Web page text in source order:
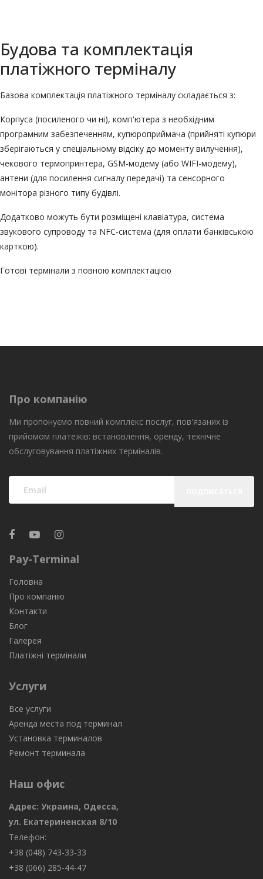
Будова та комплектація
платіжного терміналу
Базова комплектація платіжного терміналу складається з:
Корпуса (посиленого чи ні), комп'ютера з необхідним
програмним забезпеченням, купюроприймача (прийняті купюри
зберігаються у спеціальному відсіку до моменту вилучення),
чекового термопринтера, GSM-модему (або WIFI-модему),
антени (для посилення сигналу передачі) та сенсорного
монітора різного типу будівлі.
Додатково можуть бути розміщені клавіатура, система
звукового супроводу та NFC-система (для оплати банківською
карткою).
Готові термінали з повною комплектацією
Про компанію
Ми пропонуємо повний комплекс послуг, пов'язаних із
прийомом платежів: встановлення, оренду, технічне
обслуговування платіжних терміналів.
Pay-Terminal
Головна
Про компанію
Контакти
Блог
Галерея
Платіжні термінали
Услуги
Все услуги
Аренда места под терминал
Установка терминалов
Ремонт терминала
Наш офис
Адрес: Украина, Одесса,
ул. Екатериненская 8/10
Телефон:
+38 (048) 743-33-33
+38 (066) 285-44-47